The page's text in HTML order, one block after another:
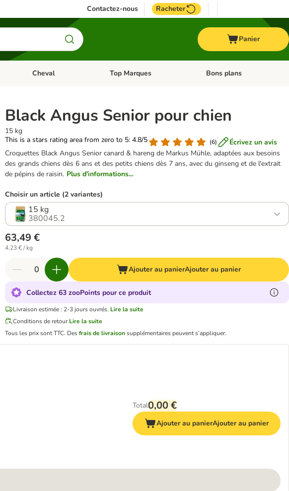
Contactez-nous Racheter
Panier
Poisson
Dérouler les catégories: Oiseau
Cheval Dérouler les catégories: Cheval
Top Marques Dérouler les catégories: Top
Bons plans
Black Angus Senior pour chien
15 kg
This is a stars rating area from zero to 5: 4.8/5
(6)
Écrivez un avis
Croquettes Black Angus Senior canard & hareng de Markus Mühle, adaptées aux besoins
des grands chiens dès 6 ans et des petits chiens dès 7 ans, avec du ginseng et de l'extrait
de pépins de raisin. Plus d'informations...
Choisir un article (2 variantes)
15 kg
380045.2
63,49 €
4,23 € / kg
Ajouter au panierAjouter au panier
Collectez 63 zooPoints pour ce produit
Livraison estimée : 2-3 jours ouvrés. Lire la suite
Conditions de retour Lire la suite
Tous les prix sont TTC. Desfrais de livraisonsupplémentaires peuvent s’appliquer.
Total0,00 €
Ajouter au panierAjouter au panier